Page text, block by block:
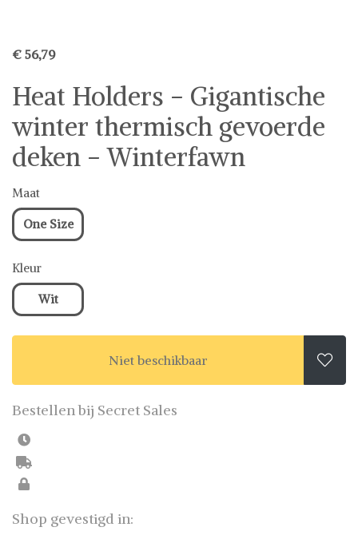
€ 56,79
Heat Holders - Gigantische
winter thermisch gevoerde
deken - Winterfawn
Maat
One Size
Kleur
Wit
Niet beschikbaar 
Bestellen bij Secret Sales
Shop gevestigd in: